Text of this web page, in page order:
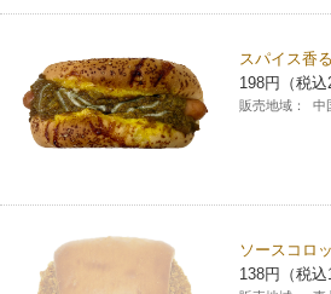
スパイス香
198円（税込
販売地域： 中
ソースコロ
138円（税込